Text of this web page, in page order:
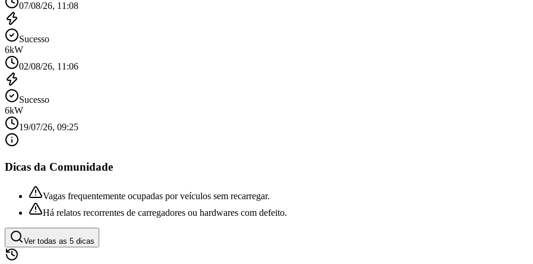
07/08/26, 11:08
Sucesso
6kW
02/08/26, 11:06
Sucesso
6kW
19/07/26, 09:25
Dicas da Comunidade
Vagas frequentemente ocupadas por veículos sem recarregar.
Há relatos recorrentes de carregadores ou hardwares com defeito.
Ver todas as 5 dicas